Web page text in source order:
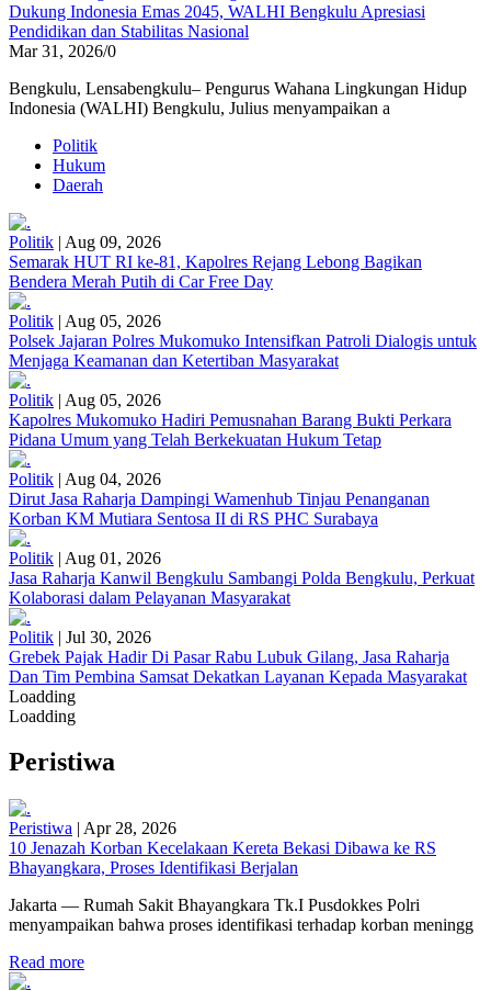
Dukung Indonesia Emas 2045, WALHI Bengkulu Apresiasi
Pendidikan dan Stabilitas Nasional
Mar 31, 2026/0
Bengkulu, Lensabengkulu– Pengurus Wahana Lingkungan Hidup
Indonesia (WALHI) Bengkulu, Julius menyampaikan a
Politik
Hukum
Daerah
Politik | Aug 09, 2026
Semarak HUT RI ke-81, Kapolres Rejang Lebong Bagikan
Bendera Merah Putih di Car Free Day
Politik | Aug 05, 2026
Polsek Jajaran Polres Mukomuko Intensifkan Patroli Dialogis untuk
Menjaga Keamanan dan Ketertiban Masyarakat
Politik | Aug 05, 2026
Kapolres Mukomuko Hadiri Pemusnahan Barang Bukti Perkara
Pidana Umum yang Telah Berkekuatan Hukum Tetap
Politik | Aug 04, 2026
Dirut Jasa Raharja Dampingi Wamenhub Tinjau Penanganan
Korban KM Mutiara Sentosa II di RS PHC Surabaya
Politik | Aug 01, 2026
Jasa Raharja Kanwil Bengkulu Sambangi Polda Bengkulu, Perkuat
Kolaborasi dalam Pelayanan Masyarakat
Politik | Jul 30, 2026
Grebek Pajak Hadir Di Pasar Rabu Lubuk Gilang, Jasa Raharja
Dan Tim Pembina Samsat Dekatkan Layanan Kepada Masyarakat
Loadding
Loadding
Peristiwa
Peristiwa | Apr 28, 2026
10 Jenazah Korban Kecelakaan Kereta Bekasi Dibawa ke RS
Bhayangkara, Proses Identifikasi Berjalan
Jakarta — Rumah Sakit Bhayangkara Tk.I Pusdokkes Polri
menyampaikan bahwa proses identifikasi terhadap korban meningg
Read more